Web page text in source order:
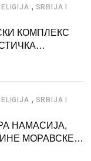
, SRBIJA I
КОМПЛЕКС
, SRBIJA I
НАМАСИЈА,
МОРАВСКЕ